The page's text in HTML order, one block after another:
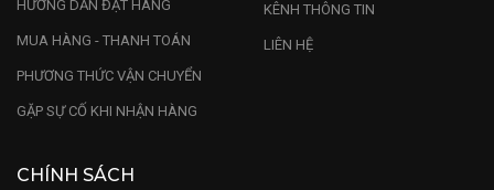
HƯỚNG DẪN ĐẶT HÀNG
MUA HÀNG - THANH TOÁN
PHƯƠNG THỨC VẬN CHUYỂN
GẶP SỰ CỐ KHI NHẬN HÀNG
KÊNH THÔNG TIN
LIÊN HỆ
CHÍNH SÁCH